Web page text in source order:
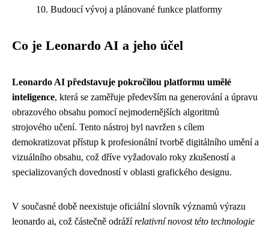
Budoucí vývoj a plánované funkce platformy
Co je Leonardo AI a jeho účel
Leonardo AI představuje pokročilou platformu umělé
inteligence, která se zaměřuje především na generování a úpravu
obrazového obsahu pomocí nejmodernějších algoritmů
strojového učení. Tento nástroj byl navržen s cílem
demokratizovat přístup k profesionální tvorbě digitálního umění a
vizuálního obsahu, což dříve vyžadovalo roky zkušeností a
specializovaných dovedností v oblasti grafického designu.
V současné době neexistuje oficiální slovník významů výrazu
leonardo ai, což částečně odrážírelativní novost této technologie